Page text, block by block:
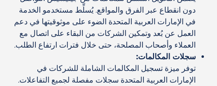
دون انقطاع عبر الفرق والمواقع. يُسلِّط مستخدمو الخدمة
في الإمارات العربية المتحدة الضوء على موثوقيتها في دعم
العمل عن بُعد وتمكين الشركات من البقاء على اتصال مع
العملاء وأصحاب المصلحة، حتى خلال فترات ارتفاع الطلب.
سجلات المكالمات:
توفر ميزة تسجيل المكالمات الشاملة للشركات في
الإمارات العربية المتحدة سجلات مفصلة لجميع التفاعلات.